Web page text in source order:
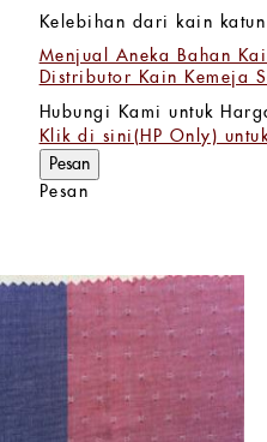
Kelebihan dari kain
Menjual Aneka Bahan
Distributor Kain Kemeja
Hubungi Kami untuk
Klik di sini(HP Only)
Pesan